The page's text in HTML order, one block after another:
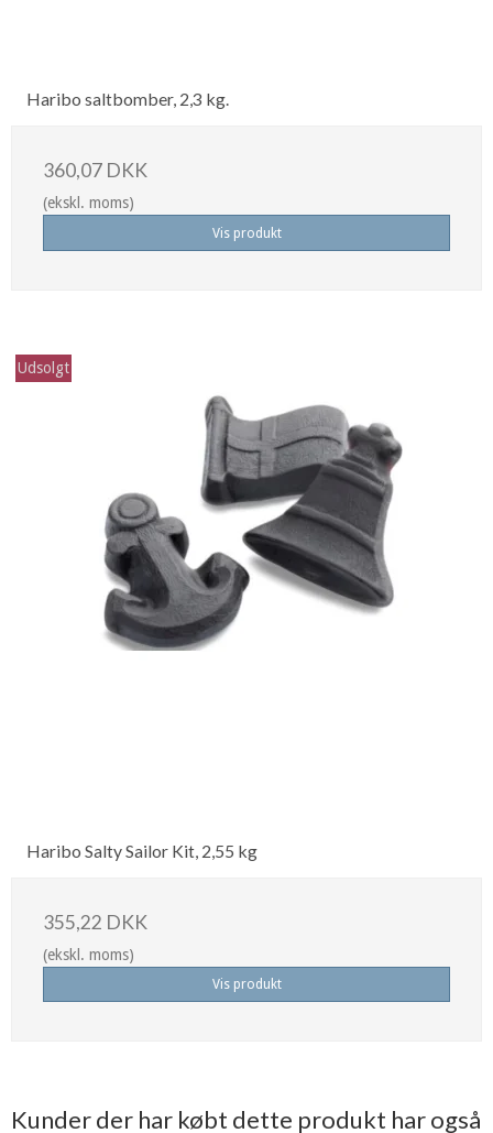
Haribo saltbomber, 2,3 kg.
360,07 DKK
(ekskl. moms)
Vis produkt
Udsolgt
Haribo Salty Sailor Kit, 2,55 kg
355,22 DKK
(ekskl. moms)
Vis produkt
Kunder der har købt dette produkt har også